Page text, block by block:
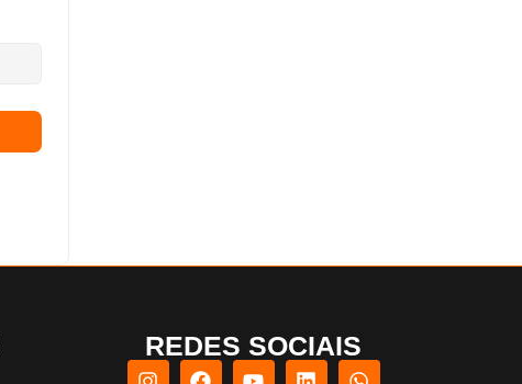
REDES SOCIAIS